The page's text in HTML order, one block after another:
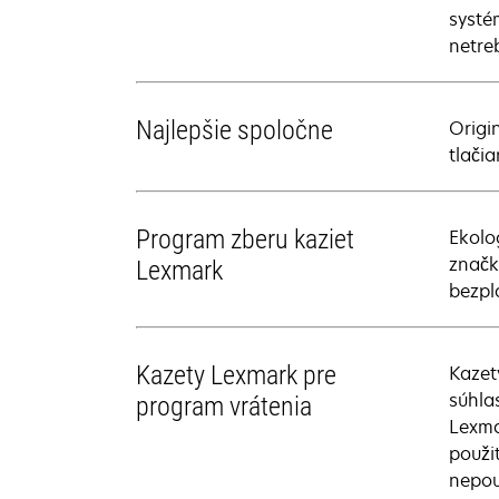
Najlepšie spoločne
Program zberu kaziet
Lexmark
Kazety Lexmark pre
program vrátenia